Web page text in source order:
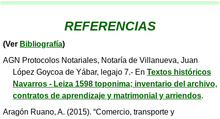
REFERENCIAS
(Ver Bibliografía)
AGN Protocolos Notariales, Notaría de Villanueva, Juan
López Goycoa de Yábar, legajo 7.- En Textos históricos
Navarros - Leiza 1598 toponima; inventario del archivo,
contratos de aprendizaje y matrimonial y arriendos.
Aragón Ruano, A. (2015). “Comercio, transporte y